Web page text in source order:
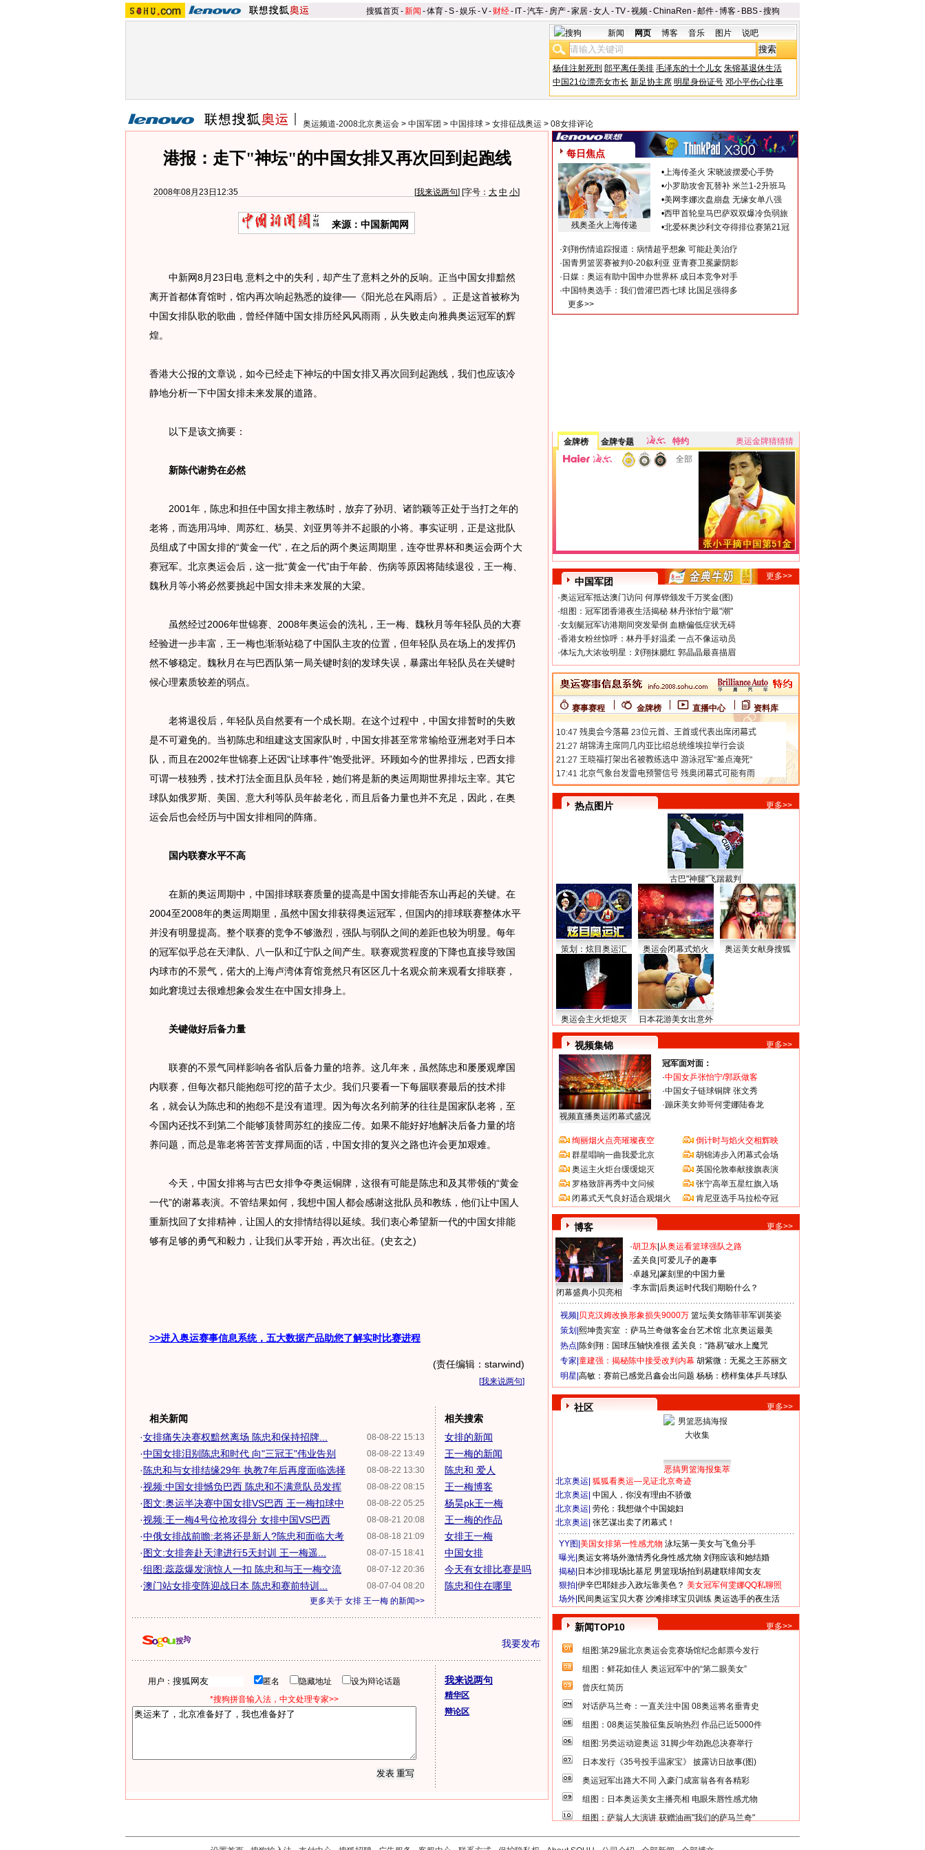
搜狐首页-新闻 -体育-S-娱乐-V- 财经- IT-汽车- 房产-家居-女人 -TV-视频-ChinaRen -邮件-博客- BBS-搜狗
新闻 网页 博客 音乐 图片 说吧
杨佳注射死刑 郎平离任美排 毛泽东的十个儿女 朱镕基退休生活
中国21位漂亮女市长 新足协主席 明星身份证号 邓小平伤心往事
奥运频道-2008北京奥运会 > 中国军团 > 中国排球 > 女排征战奥运 > 08女排评论
港报：走下"神坛"的中国女排又再次回到起跑线
2008年08月23日12:35 [我来说两句] [字号： 大 中 小]
来源：中国新闻网
中新网8月23日电 意料之中的失利，却产生了意料之外的反响。正当中国女排黯然
离开首都体育馆时，馆内再次响起熟悉的旋律──《阳光总在风雨后》。正是这首被称为
中国女排队歌的歌曲，曾经伴随中国女排历经风风雨雨，从失败走向雅典奥运冠军的辉
煌。
香港大公报的文章说，如今已经走下神坛的中国女排又再次回到起跑线，我们也应该冷
静地分析一下中国女排未来发展的道路。
以下是该文摘要：
新陈代谢势在必然
2001年，陈忠和担任中国女排主教练时，放弃了孙玥、诸韵颖等正处于当打之年的
老将，而选用冯坤、周苏红、杨昊、刘亚男等并不起眼的小将。事实证明，正是这批队
员组成了中国女排的“黄金一代”，在之后的两个奥运周期里，连夺世界杯和奥运会两个大
赛冠军。北京奥运会后，这一批“黄金一代”由于年龄、伤病等原因将陆续退役，王一梅、
魏秋月等小将必然要挑起中国女排未来发展的大梁。
虽然经过2006年世锦赛、2008年奥运会的洗礼，王一梅、魏秋月等年轻队员的大赛
经验进一步丰富，王一梅也渐渐站稳了中国队主攻的位置，但年轻队员在场上的发挥仍
然不够稳定。魏秋月在与巴西队第一局关键时刻的发球失误，暴露出年轻队员在关键时
候心理素质较差的弱点。
老将退役后，年轻队员自然要有一个成长期。在这个过程中，中国女排暂时的失败
是不可避免的。当初陈忠和组建这支国家队时，中国女排甚至常常输给亚洲老对手日本
队，而且在2002年世锦赛上还因“让球事件”饱受批评。环顾如今的世界排坛，巴西女排
可谓一枝独秀，技术打法全面且队员年轻，她们将是新的奥运周期世界排坛主宰。其它
球队如俄罗斯、美国、意大利等队员年龄老化，而且后备力量也并不充足，因此，在奥
运会后也会经历与中国女排相同的阵痛。
国内联赛水平不高
在新的奥运周期中，中国排球联赛质量的提高是中国女排能否东山再起的关键。在
2004至2008年的奥运周期里，虽然中国女排获得奥运冠军，但国内的排球联赛整体水平
并没有明显提高。整个联赛的竞争不够激烈，强队与弱队之间的差距也较为明显。每年
的冠军似乎总在天津队、八一队和辽宁队之间产生。联赛观赏程度的下降也直接导致国
内球市的不景气，偌大的上海卢湾体育馆竟然只有区区几十名观众前来观看女排联赛，
如此窘境过去很难想象会发生在中国女排身上。
关键做好后备力量
联赛的不景气同样影响各省队后备力量的培养。这几年来，虽然陈忠和屡屡观摩国
内联赛，但每次都只能抱怨可挖的苗子太少。我们只要看一下每届联赛最后的技术排
名，就会认为陈忠和的抱怨不是没有道理。因为每次名列前茅的往往是国家队老将，至
今国内还找不到第二个能够顶替周苏红的接应二传。如果不能好好地解决后备力量的培
养问题，而总是靠老将苦苦支撑局面的话，中国女排的复兴之路也许会更加艰难。
今天，中国女排将与古巴女排争夺奥运铜牌，这很有可能是陈忠和及其带领的“黄金
一代”的谢幕表演。不管结果如何，我想中国人都会感谢这批队员和教练，他们让中国人
重新找回了女排精神，让国人的女排情结得以延续。我们衷心希望新一代的中国女排能
够有足够的勇气和毅力，让我们从零开始，再次出征。(史玄之)
>>进入奥运赛事信息系统，五大数据产品助您了解实时比赛进程
(责任编辑：starwind)
[我来说两句]
相关新闻
08-08-22 15:13
·女排痛失决赛权黯然离场 陈忠和保持招牌...
08-08-22 13:49
·中国女排泪别陈忠和时代 向"三冠王"伟业告别
08-08-22 13:30
· 陈忠和与女排结缘29年 执教7年后再度面临选择
08-08-22 08:15
·视频:中国女排憾负巴西 陈忠和不满意队员发挥
08-08-22 05:25
·图文:奥运半决赛中国女排VS巴西 王一梅扣球中
08-08-21 20:08
·视频:王一梅4号位抢攻得分 女排中国VS巴西
08-08-18 21:09
·中俄女排战前瞻:老将还是新人?陈忠和面临大考
08-07-15 18:41
·图文:女排奔赴天津进行5天封训 王一梅遥...
08-07-12 20:36
·组图:蕊蕊爆发演惊人一扣 陈忠和与王一梅交流
08-07-04 08:20
·澳门站女排变阵迎战日本 陈忠和赛前特训...
更多关于 女排 王一梅 的新闻>>
相关搜索
女排的新闻
王一梅的新闻
陈忠和 爱人
王一梅博客
杨昊pk王一梅
王一梅的作品
女排王一梅
中国女排
今天有女排比赛是吗
陈忠和住在哪里
我要发布
用户： 匿名 隐藏地址
设为辩论话题
*搜狗拼音输入法，中文处理专家>>
我来说两句
精华区
辩论区
每日焦点
残奥圣火上海传递
•上海传圣火 宋晓波摆爱心手势
•小罗助攻舍瓦替补 米兰1-2升班马
•美网李娜次盘崩盘 无缘女单八强
•西甲首轮皇马巴萨双双爆冷负弱旅
•北爱杯奥沙利文夺得排位赛第21冠
·刘翔伤情追踪报道：病情超乎想象 可能赴美治疗
· 国青男篮罢赛被判0-20叙利亚 亚青赛卫冕蒙阴影
· 日媒：奥运有助中国申办世界杯 成日本竞争对手
·中国特奥选手：我们曾灌巴西七球 比国足强得多
更多>>
金牌榜 金牌专题 特约
奥运金牌猜猜猜
全部
中国军团
更多>>
·奥运冠军抵达澳门访问 何厚铧颁发千万奖金(图)
·组图：冠军团香港夜生活揭秘 林丹张怡宁最"潮"
·女划艇冠军访港期间突发晕倒 血糖偏低症状无碍
·香港女粉丝惊呼：林丹手好温柔 一点不像运动员
·体坛九大浓妆明星：刘翔抹腮红 郭晶晶最喜描眉
赛事赛程 金牌榜 直播中心 资料库
热点图片 更多>>
古巴"神腿"飞踹裁判
策划：炫目奥运汇 奥运会闭幕式焰火 奥运美女献身搜狐
奥运会主火炬熄灭 日本花游美女出意外
视频集锦 更多>>
视频直播奥运闭幕式盛况
冠军面对面：
·中国女乒张怡宁/郭跃做客
·中国女子链球铜牌 张文秀
·蹦床美女帅哥何雯娜陆春龙
绚丽烟火点亮璀璨夜空
群星唱响一曲我爱北京
奥运主火炬台缓缓熄灭
罗格致辞再秀中文问候
闭幕式天气良好适合观烟火
倒计时与焰火交相辉映
胡锦涛步入闭幕式会场
英国伦敦奉献接旗表演
张宁高举五星红旗入场
肯尼亚选手马拉松夺冠
博客 更多>>
闭幕盛典小贝亮相
·胡卫东 从奥运看篮球强队之路
·孟关良 可爱儿子的趣事
·卓越兄 篆刻里的中国力量
·李东雷 后奥运时代我们期盼什么？
视频| 贝克汉姆改换形象损失9000万 篮坛美女隋菲菲军训英姿
策划| 熙坤贵宾室 ：萨马兰奇做客金台艺术馆 北京奥运最美
热点| 陈剑翔：国球压轴快准很 孟关良：“路易”破水上魔咒
专家| 童建强：揭秘陈中接受改判内幕 胡紫微：无冕之王苏丽文
明星| 高敏：赛前已感觉吕鑫会出问题 杨杨：榜样集体乒乓球队
社区 更多>>
恶搞男篮海报集萃
北京奥运 狐狐看奥运—见证北京奇迹
北京奥运 中国人，你没有理由不骄傲
北京奥运 劳伦：我想做个中国媳妇
北京奥运 张艺谋出卖了闭幕式！
YY图| 美国女排第一性感尤物 泳坛第一美女与飞鱼分手
曝光| 奥运女将场外激情秀化身性感尤物 刘翔应该和她结婚
揭秘| 日本沙排现场比基尼 男篮现场拍到易建联绯闻女友
狠拍| 伊辛巴耶娃步入政坛靠美色？ 美女冠军何雯娜QQ私聊照
场外| 民间奥运宝贝大赛 沙滩排球宝贝训练 奥运选手的夜生活
新闻TOP10 更多>>
组图:第29届北京奥运会竞赛场馆纪念邮票今发行
组图：鲜花如佳人 奥运冠军中的“第二眼美女”
曾庆红简历
对话萨马兰奇：一直关注中国 08奥运将名垂青史
组图：08奥运笑脸征集反响热烈 作品已近5000件
组图:另类运动迎奥运 31脚少年劲跑总决赛举行
日本发行《35号投手温家宝》 披露访日故事(图)
奥运冠军出路大不同 入豪门成富翁各有各精彩
组图：日本奥运美女主播亮相 电眼朱唇性感尤物
组图：萨翁人大演讲 获赠油画"我们的萨马兰奇"